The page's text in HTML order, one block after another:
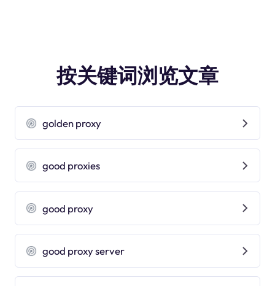
按关键词浏览文章
golden proxy
good proxies
good proxy
good proxy server